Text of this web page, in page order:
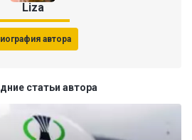
Liza
автора
статьи автора